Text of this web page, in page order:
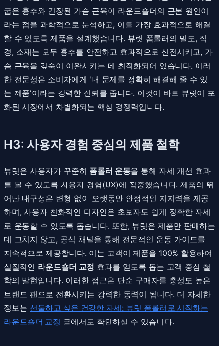
굽은 흉추와 긴장된 가슴 근육이 라운드숄더의 근본 원인이
라는 점을 과학적으로 분석하고, 이를 가장 효과적으로 해결
할 수 있도록 제품을 설계했습니다. 뷰릿 폼롤러의 밀도, 직
경, 소재는 모두 흉추를 안전하고 효과적으로 신전시키고, 가
슴 근육을 깊숙이 이완시키는 데 최적화되어 있습니다. 이러
한 전문성은 소비자에게 '내 문제를 정확히 해결해 줄 수 있
는 제품'이라는 강력한 신뢰를 줍니다. 이것이 바로 뷰릿이 포
화된 시장에서 차별화되는 핵심 경쟁력입니다.
H3: 사용자 경험 중심의 제품 철학
뷰릿은 사용자가 꾸준히 폼롤러 운동을 통해 자세 개선 효과
를 볼 수 있도록 사용자 경험(UX)에 집중했습니다. 제품의 뛰
어난 내구성은 변형 없이 오랫동안 안정적인 지지력을 제공
하며, 사용자 친화적인 디자인은 초보자도 쉽게 정확한 자세
로 운동할 수 있도록 돕습니다. 또한, 뷰릿은 제품만 판매하는
데 그치지 않고, 공식 채널을 통해 전문적인 운동 가이드를
지속적으로 제공합니다. 이는 고객이 제품을 100% 활용하여
실질적인 라운드숄더 교정 효과를 얻도록 돕는 고객 중심 철
학의 발현입니다. 이러한 접근은 단순 구매자를 충성도 높은
브랜드 팬으로 전환시키는 강력한 동력이 됩니다. 더 자세한
정보는 선물하고 싶은 건강한 자세: 뷰릿 폼롤러로 시작하는
라운드숄더 교정 글에서도 확인하실 수 있습니다.